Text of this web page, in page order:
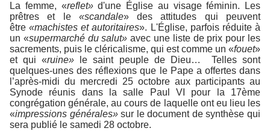
La femme, «reflet»d'une Église au visage féminin. Les
prêtres et le «scandale» des attitudes qui peuvent
être «machistes et autoritaires». L'Église, parfois réduite à
un «supermarché du salut» avec une liste de prix pour les
sacrements, puis le cléricalisme, qui est comme un «fouet»
et qui «ruine» le saint peuple de Dieu… Telles sont
quelques-unes des réflexions que le Pape a offertes dans
l’après-midi du mercredi 25 octobre aux participants au
Synode réunis dans la salle Paul VI pour la 17ème
congrégation générale, au cours de laquelle ont eu lieu les
«impressions générales»sur le document de synthèse qui
sera publié le samedi 28 octobre.